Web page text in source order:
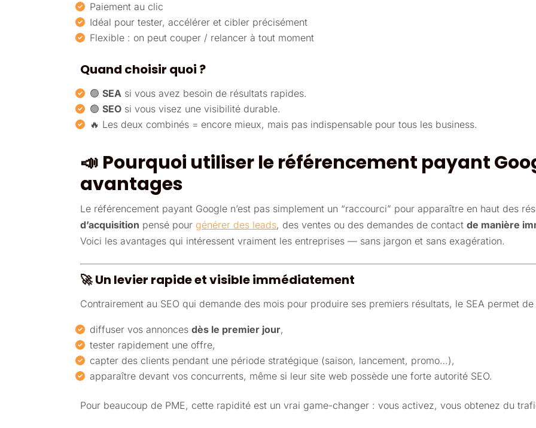
Paiement au clic
Idéal pour tester, accélérer et cibler précisément
Flexible : on peut couper / relancer à tout moment
Quand choisir quoi ?
🟢SEA si vous avez besoin de résultats rapides.
🟢SEO si vous visez une visibilité durable.
🔥 Les deux combinés = encore mieux, mais pas indispensable pour tous les business.
📣 Pourquoi utiliser le référencement payant
avantages
Le référencement payant Google n’est pas simplement un “raccourci” pour apparaître en haut des
d’acquisition pensé pour générer des leads, des ventes ou des demandes de contactde manière
Voici les avantages qui intéressent vraiment les entreprises — sans jargon et sans exagération.
🚀Un levier rapide et visible immédiatement
Contrairement au SEO qui demande des mois pour produire ses premiers résultats, le SEA permet de
diffuser vos annoncesdès le premier jour,
tester rapidement une offre,
capter des clients pendant une période stratégique (saison, lancement, promo…),
apparaître devant vos concurrents, même si leur site web possède une forte autorité SEO.
Pour beaucoup de PME, cette rapidité est un vrai game-changer : vous activez, vous obtenez du